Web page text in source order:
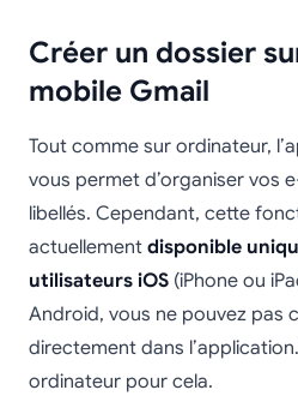
Créer un dossier
mobile Gmail
Tout comme sur ordinateur,
vous permet d’organiser vos
libellés. Cependant, cette
actuellement disponible
utilisateurs iOS (iPhone ou
Android, vous ne pouvez pas
directement dans
ordinateur pour cela.